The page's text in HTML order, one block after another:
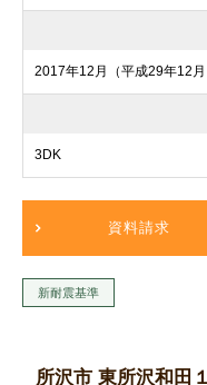
2017年12月（平成29年12月
3DK
資料請求
新耐震基準
所沢市 東所沢和田